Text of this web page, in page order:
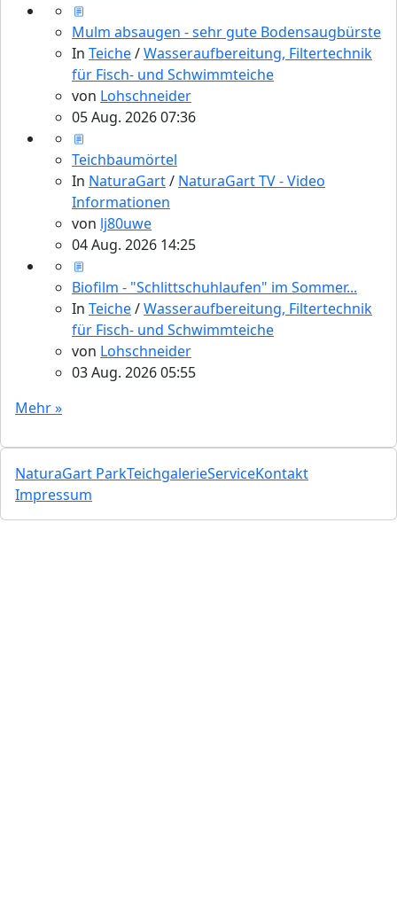
Mulm absaugen - sehr gute Bodensaugbürste
In Teiche/Wasseraufbereitung, Filtertechnik
für Fisch- und Schwimmteiche
von Lohschneider
05 Aug. 2026 07:36
Teichbaumörtel
In NaturaGart/ NaturaGart TV - Video
Informationen
von lj80uwe
04 Aug. 2026 14:25
Biofilm - "Schlittschuhlaufen" im Sommer...
In Teiche/Wasseraufbereitung, Filtertechnik
für Fisch- und Schwimmteiche
von Lohschneider
03 Aug. 2026 05:55
Mehr »
NaturaGart ParkTeichgalerieServiceKontakt
Impressum